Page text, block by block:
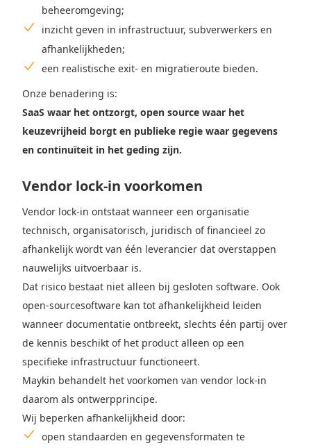
beheeromgeving;
inzicht geven in infrastructuur, subverwerkers en
afhankelijkheden;
een realistische exit- en migratieroute bieden.
Onze benadering is:
SaaS waar het ontzorgt, open source waar het
keuzevrijheid borgt en publieke regie waar gegevens
en continuïteit in het geding zijn.
Vendor lock-in voorkomen
Vendor lock-in ontstaat wanneer een organisatie
technisch, organisatorisch, juridisch of financieel zo
afhankelijk wordt van één leverancier dat overstappen
nauwelijks uitvoerbaar is.
Dat risico bestaat niet alleen bij gesloten software. Ook
open-sourcesoftware kan tot afhankelijkheid leiden
wanneer documentatie ontbreekt, slechts één partij over
de kennis beschikt of het product alleen op een
specifieke infrastructuur functioneert.
Maykin behandelt het voorkomen van vendor lock-in
daarom als ontwerpprincipe.
Wij beperken afhankelijkheid door:
open standaarden en gegevensformaten te